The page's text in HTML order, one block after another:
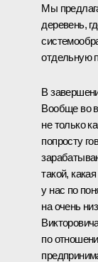
Мы
деревень,
отдельную
В
Вообще во
не только
попросту
такой,
у нас по
на очень
по